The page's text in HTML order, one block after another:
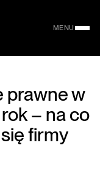
MENU
prawne w
– na co
firmy